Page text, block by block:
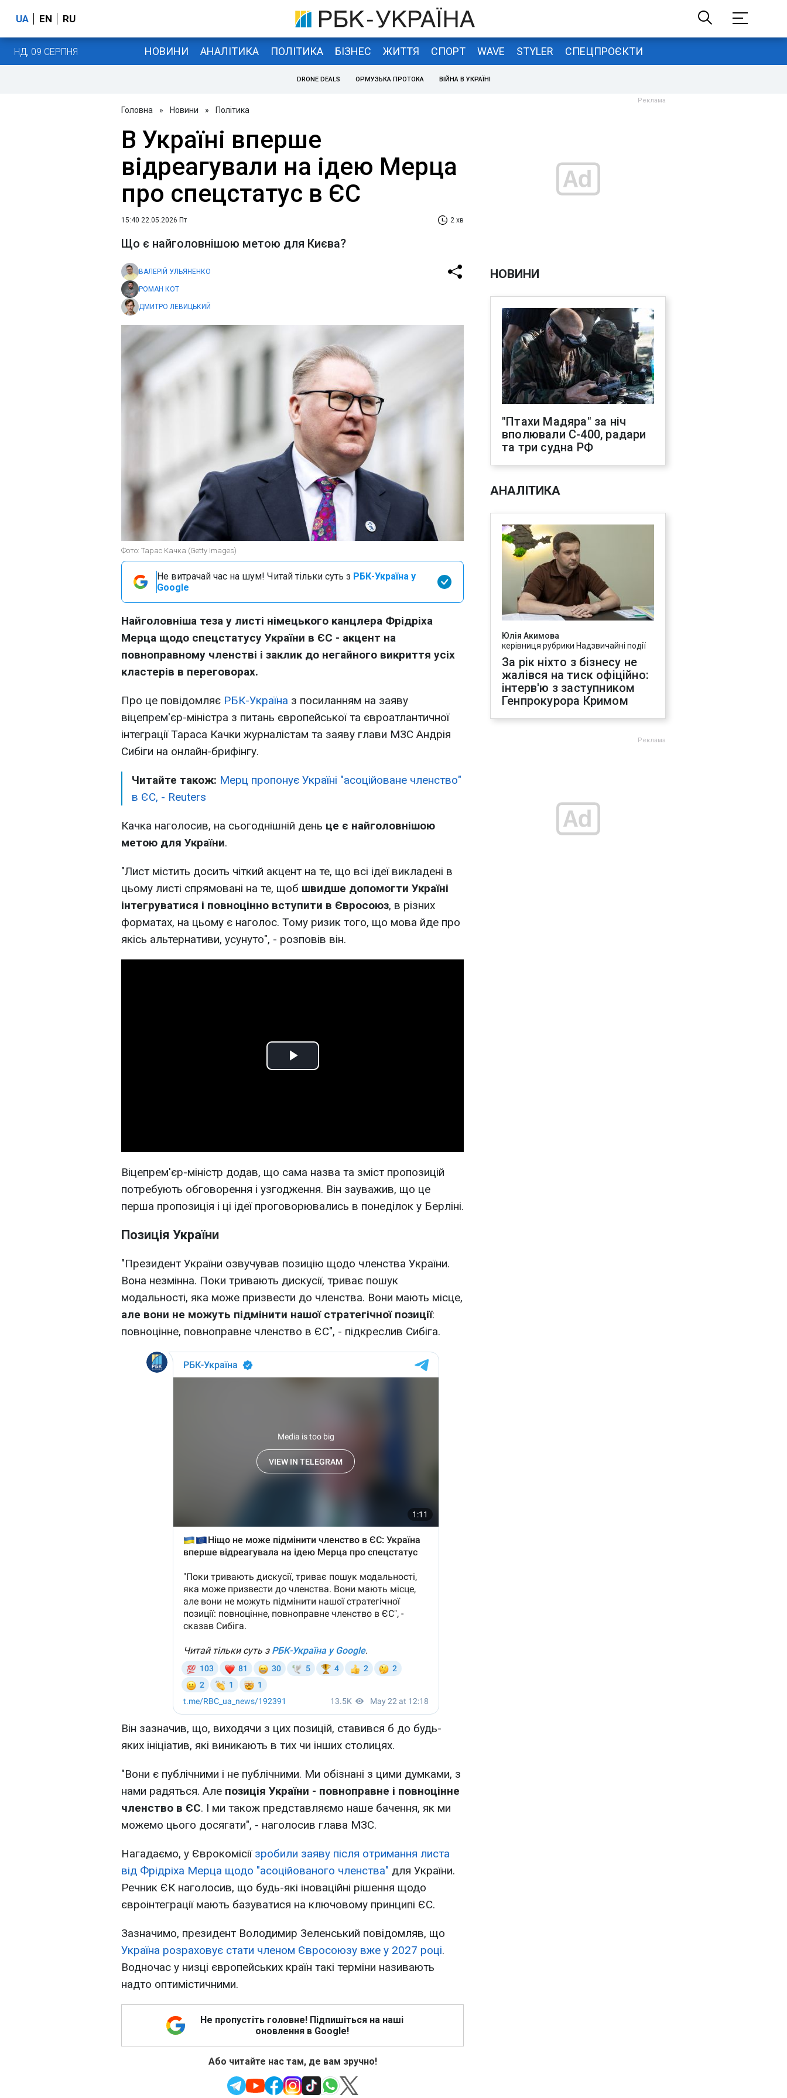
UA EN RU
НД, 09 СЕРПНЯ НОВИНИ АНАЛІТИКА ПОЛІТИКА БІЗНЕС ЖИТТЯ СПОРТ WAVE STYLER СПЕЦПРОЄКТИ
DRONE DEALS ОРМУЗЬКА ПРОТОКА ВІЙНА В УКРАЇНІ
Головна » Новини » Політика
В Україні вперше
відреагували на ідею Мерца
про спецстатус в ЄС
15:40 22.05.2026 Пт 2 хв
Що є найголовнішою метою для Києва?
ВАЛЕРІЙ УЛЬЯНЕНКО
РОМАН КОТ
ДМИТРО ЛЕВИЦЬКИЙ
Фото: Тарас Качка (Getty Images)
Не витрачай час на шум! Читай тільки суть з РБК-Україна у
Google
Найголовніша теза у листі німецького канцлера Фрідріха
Мерца щодо спецстатусу України в ЄС - акцент на
повноправному членстві і заклик до негайного викриття усіх
кластерів в переговорах.
Про це повідомляє РБК-Україна з посиланням на заяву
віцепрем'єр-міністра з питань європейської та євроатлантичної
інтеграції Тараса Качки журналістам та заяву глави МЗС Андрія
Сибіги на онлайн-брифінгу.
Читайте також: Мерц пропонує Україні "асоційоване членство"
в ЄС, - Reuters
Качка наголосив, на сьогоднішній день це є найголовнішою
метою для України.
"Лист містить досить чіткий акцент на те, що всі ідеї викладені в
цьому листі спрямовані на те, щоб швидше допомогти Україні
інтегруватися і повноцінно вступити в Євросоюз, в різних
форматах, на цьому є наголос. Тому ризик того, що мова йде про
якісь альтернативи, усунуто", - розповів він.
Play
Віцепрем'єр-міністр додав, що сама назва та зміст пропозицій
потребують обговорення і узгодження. Він зауважив, що це
перша пропозиція і ці ідеї проговорювались в понеділок у Берліні.
Позиція України
"Президент України озвучував позицію щодо членства України.
Вона незмінна. Поки тривають дискусії, триває пошук
модальності, яка може призвести до членства. Вони мають місце,
але вони не можуть підмінити нашої стратегічної позиції:
повноцінне, повноправне членство в ЄС", - підкреслив Сибіга.
Він зазначив, що, виходячи з цих позицій, ставився б до будь-
яких ініціатив, які виникають в тих чи інших столицях.
"Вони є публічними і не публічними. Ми обізнані з цими думками, з
нами радяться. Але позиція України - повноправне і повноцінне
членство в ЄС. І ми також представляємо наше бачення, як ми
можемо цього досягати", - наголосив глава МЗС.
Нагадаємо, у Єврокомісії зробили заяву після отримання листа
від Фрідріха Мерца щодо "асоційованого членства" для України.
Речник ЄК наголосив, що будь-які іноваційні рішення щодо
євроінтеграції мають базуватися на ключовому принципі ЄС.
Зазначимо, президент Володимир Зеленський повідомляв, що
Україна розраховує стати членом Євросоюзу вже у 2027 році.
Водночас у низці європейських країн такі терміни називають
надто оптимістичними.
Не пропустіть головне! Підпишіться на наші
оновлення в Google!
Або читайте нас там, де вам зручно!
НОВИНИ
"Птахи Мадяра" за ніч
вполювали С-400, радари
та три судна РФ
АНАЛІТИКА
Юлія Акимова
керівниця рубрики Надзвичайні події
За рік ніхто з бізнесу не
жалівся на тиск офіційно:
інтерв'ю з заступником
Генпрокурора Кримом